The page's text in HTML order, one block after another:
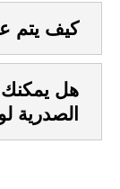
كيف يتم
هل يمكنك
الصدرية